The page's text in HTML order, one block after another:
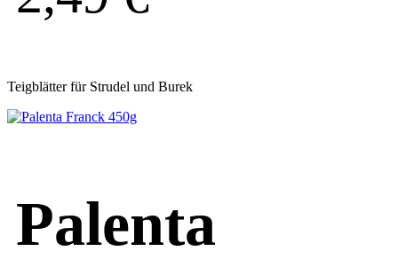
Teigblätter für Strudel und Burek
Palenta